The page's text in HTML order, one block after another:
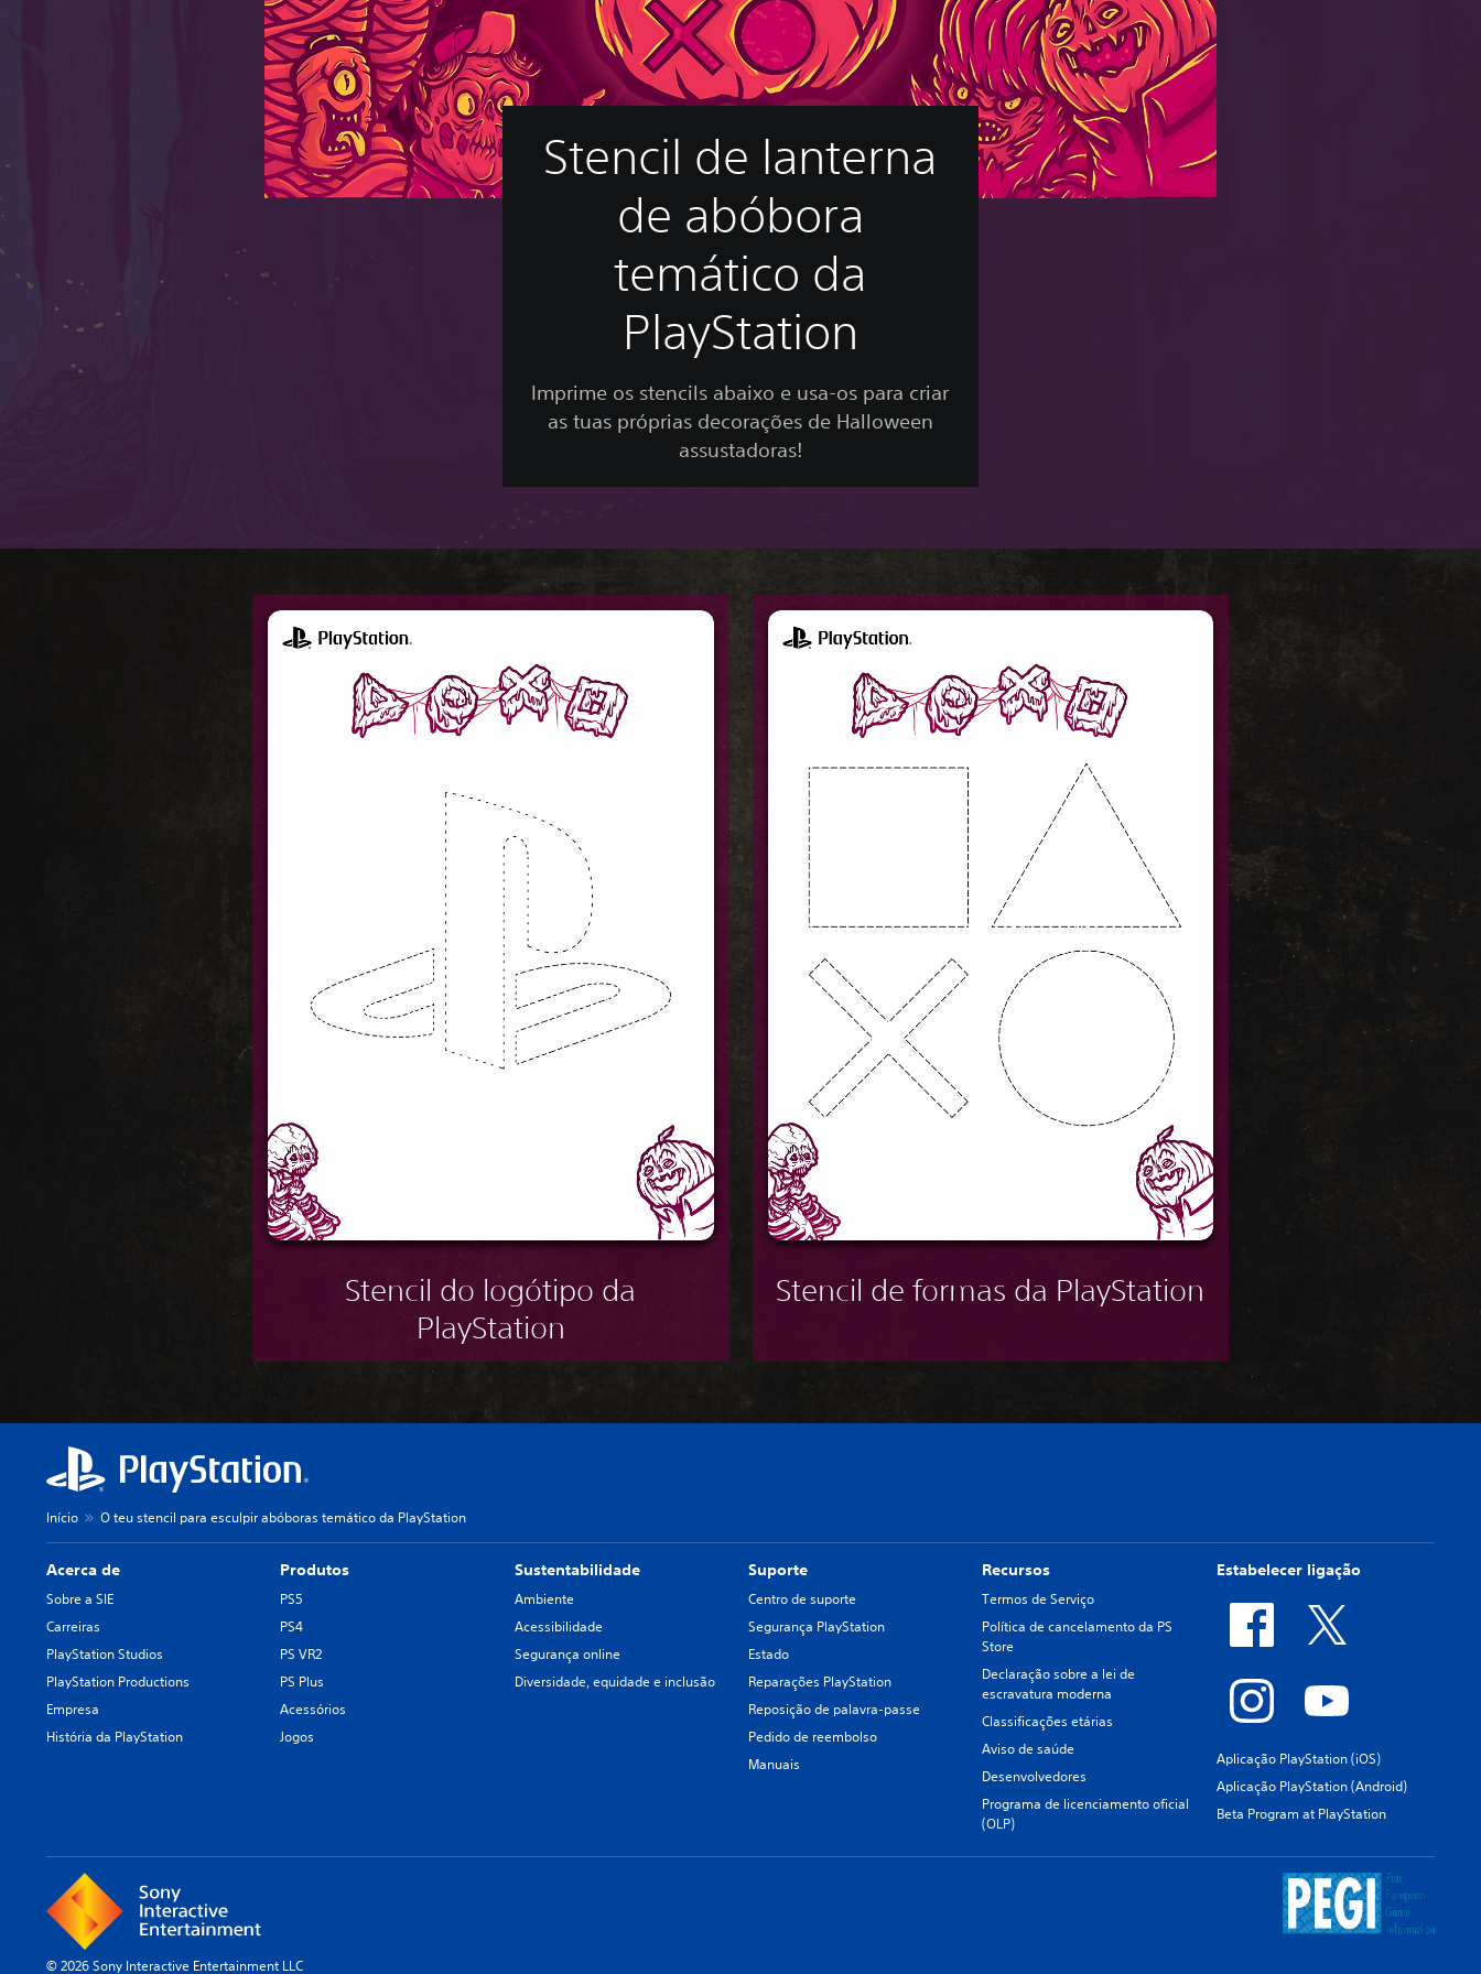
Stencil de lanterna
de abóbora
temático da
PlayStation
Imprime os stencils abaixo e usa-os para criar
as tuas próprias decorações de Halloween
assustadoras!
Stencil do logótipo da
PlayStation
Stencil de formas da PlayStation
Início O teu stencil para esculpir abóboras temático da PlayStation
Acerca de
Sobre a SIE
Carreiras
PlayStation Studios
PlayStation Productions
Empresa
História da PlayStation
Produtos
PS5
PS4
PS VR2
PS Plus
Acessórios
Jogos
Sustentabilidade
Ambiente
Acessibilidade
Segurança online
Diversidade, equidade e inclusão
Suporte
Centro de suporte
Segurança PlayStation
Estado
Reparações PlayStation
Reposição de palavra-passe
Pedido de reembolso
Manuais
Recursos
Termos de Serviço
Política de cancelamento da PS
Store
Declaração sobre a lei de
escravatura moderna
Classificações etárias
Aviso de saúde
Desenvolvedores
Programa de licenciamento oficial
(OLP)
Estabelecer ligação
Aplicação PlayStation (iOS)
Aplicação PlayStation (Android)
Beta Program at PlayStation
© 2026 Sony Interactive Entertainment LLC